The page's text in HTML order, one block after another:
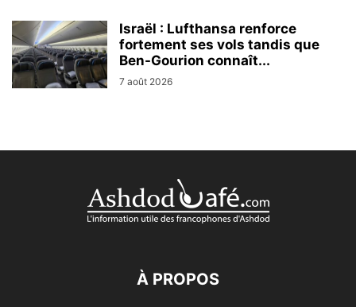
Israël : Lufthansa renforce
fortement ses vols tandis que
Ben-Gourion connaît...
7 août 2026
À PROPOS